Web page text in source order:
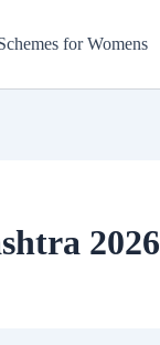
for Womens
2026